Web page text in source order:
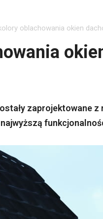
oblachowania okien
zaprojektowane